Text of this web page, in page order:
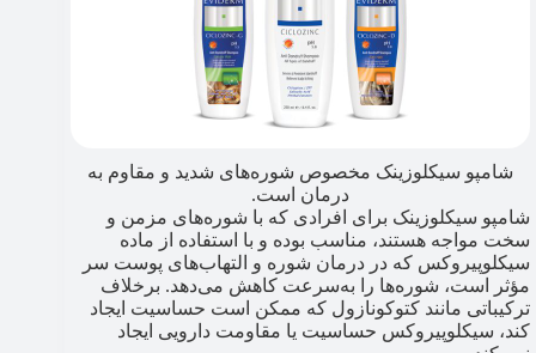
شامپو سیکلوزینک مخصوص شوره‌های شدید و مقاوم به
درمان است.
شامپو سیکلوزینک برای افرادی که با شوره‌های مزمن و
سخت مواجه هستند، مناسب بوده و با استفاده از ماده
سیکلوپیروکس که در درمان شوره و التهاب‌های پوست سر
مؤثر است، شوره‌ها را به‌سرعت کاهش می‌دهد. برخلاف
ترکیباتی مانند کتوکونازول که ممکن است حساسیت ایجاد
کند، سیکلوپیروکس حساسیت یا مقاومت دارویی ایجاد